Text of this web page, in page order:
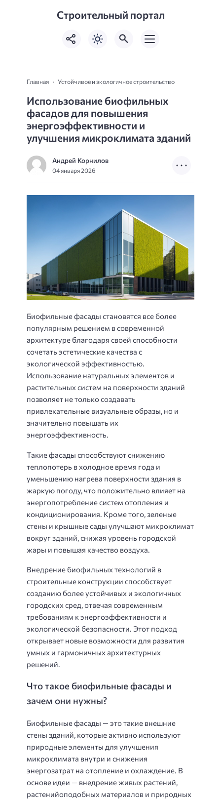
Строительный портал
Главная Устойчивое и экологичное строительство
Использование биофильных
фасадов для повышения
энергоэффективности и
улучшения микроклимата зданий
Андрей Корнилов
04 января 2026
Биофильные фасады становятся все более
популярным решением в современной
архитектуре благодаря своей способности
сочетать эстетические качества с
экологической эффективностью.
Использование натуральных элементов и
растительных систем на поверхности зданий
позволяет не только создавать
привлекательные визуальные образы, но и
значительно повышать их
энергоэффективность.
Такие фасады способствуют снижению
теплопотерь в холодное время года и
уменьшению нагрева поверхности здания в
жаркую погоду, что положительно влияет на
энергопотребление систем отопления и
кондиционирования. Кроме того, зеленые
стены и крышные сады улучшают микроклимат
вокруг зданий, снижая уровень городской
жары и повышая качество воздуха.
Внедрение биофильных технологий в
строительные конструкции способствует
созданию более устойчивых и экологичных
городских сред, отвечая современным
требованиям к энергоэффективности и
экологической безопасности. Этот подход
открывает новые возможности для развития
умных и гармоничных архитектурных
решений.
Что такое биофильные фасады и
зачем они нужны?
Биофильные фасады — это такие внешние
стены зданий, которые активно используют
природные элементы для улучшения
микроклимата внутри и снижения
энергозатрат на отопление и охлаждение. В
основе идеи — внедрение живых растений,
растенийоподобных материалов и природных